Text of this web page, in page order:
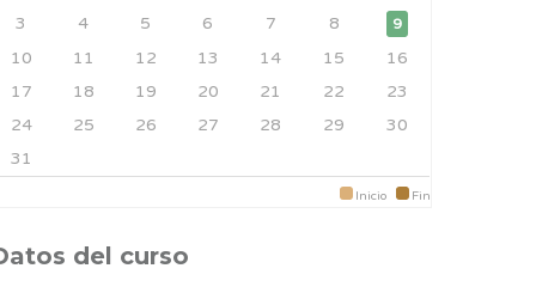
3
4 5 6 7 8 9
10 11 12 13 14 15
16
17
18 19 20 21 22
23
24
25 26 27 28 29
30
31
Inicio Fin
del curso